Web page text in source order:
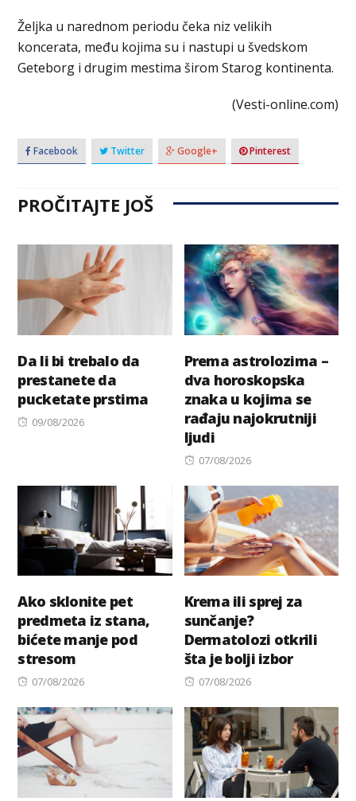
Željka u narednom periodu čeka niz velikih
koncerata, među kojima su i nastupi u švedskom
Geteborg i drugim mestima širom Starog kontinenta.
(Vesti-online.com)
Facebook Twitter Google+ Pinterest
PROČITAJTE JOŠ
Da li bi trebalo da
prestanete da
pucketate prstima
Posted
09/08/2026
Prema astrolozima –
dva horoskopska
znaka u kojima se
rađaju najokrutniji
ljudi
Posted
07/08/2026
Ako sklonite pet
predmeta iz stana,
bićete manje pod
stresom
Posted
07/08/2026
Krema ili sprej za
sunčanje?
Dermatolozi otkrili
šta je bolji izbor
Posted
07/08/2026